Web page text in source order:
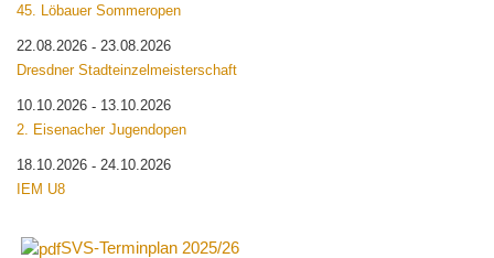
45. Löbauer Sommeropen
22.08.2026 - 23.08.2026
Dresdner Stadteinzelmeisterschaft
10.10.2026 - 13.10.2026
2. Eisenacher Jugendopen
18.10.2026 - 24.10.2026
IEM U8
SVS-Terminplan 2025/26